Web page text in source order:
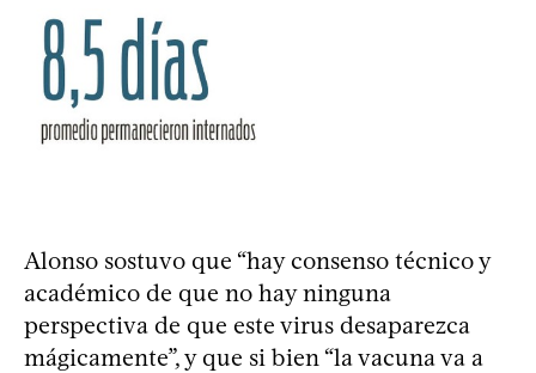
Alonso sostuvo que “hay consenso técnico y
académico de que no hay ninguna
perspectiva de que este virus desaparezca
mágicamente”, y que si bien “la vacuna va a